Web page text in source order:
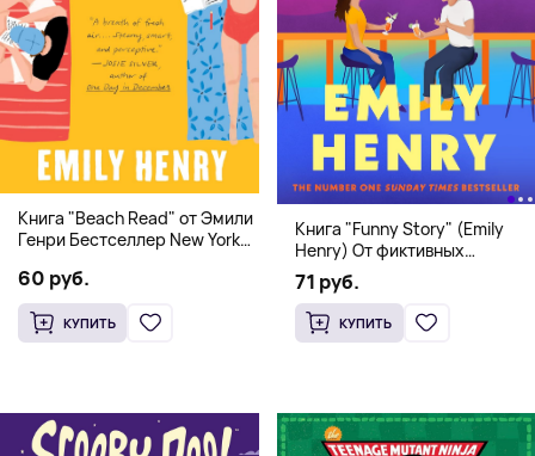
Книга "Beach Read" от Эмили
Генри Бестселлер New York
60 руб.
КУПИТЬ
Книга "Funny Story" (Emily
Henry) От фиктивных
свиданий к реальной любви
71 руб.
КУПИТЬ